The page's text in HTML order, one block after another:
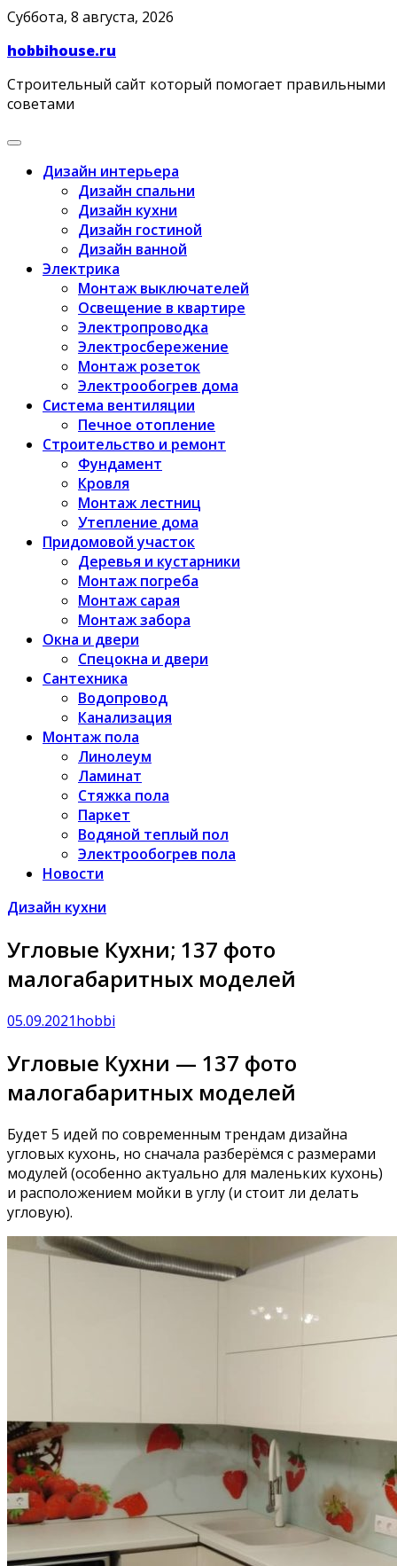
Skip
content
Суббота, 8 августа, 2026
hobbihouse.ru
Строительный сайт который помогает правильными
советами
Дизайн интерьера
Дизайн спальни
Дизайн кухни
Дизайн гостиной
Дизайн ванной
Электрика
Монтаж выключателей
Освещение в квартире
Электропроводка
Электросбережение
Монтаж розеток
Электрообогрев дома
Система вентиляции
Печное отопление
Строительство и ремонт
Фундамент
Кровля
Монтаж лестниц
Утепление дома
Придомовой участок
Деревья и кустарники
Монтаж погреба
Монтаж сарая
Монтаж забора
Окна и двери
Спецокна и двери
Сантехника
Водопровод
Канализация
Монтаж пола
Линолеум
Ламинат
Стяжка пола
Паркет
Водяной теплый пол
Электрообогрев пола
Новости
Дизайн кухни
Угловые Кухни; 137 фото
малогабаритных моделей
05.09.2021hobbi
Угловые Кухни — 137 фото
малогабаритных моделей
Будет 5 идей по современным трендам дизайна
угловых кухонь, но сначала разберёмся с размерами
модулей (особенно актуально для маленьких кухонь)
и расположением мойки в углу (и стоит ли делать
угловую).